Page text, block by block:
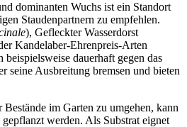
dominanten Wuchs ist ein Standort
Staudenpartnern zu empfehlen.
), Gefleckter Wasserdorst
Kandelaber-Ehrenpreis-Arten
beispielsweise dauerhaft gegen das
seine Ausbreitung bremsen und bieten
Bestände im Garten zu umgehen, kann
werden. Als Substrat eignet